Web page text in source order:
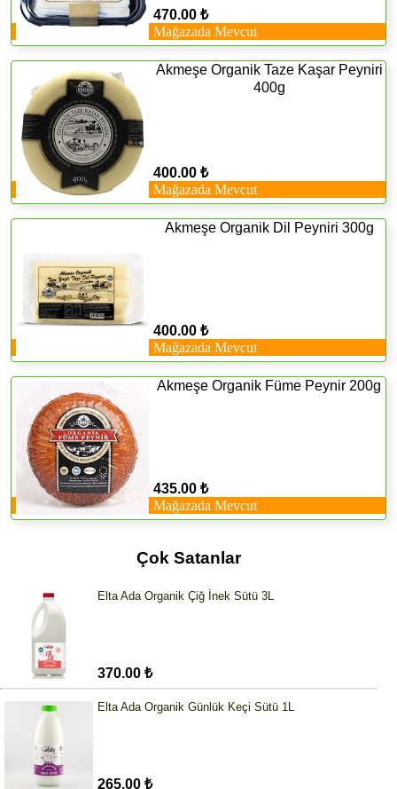
470.00 ₺
Mağazada Mevcut
Akmeşe Organik Taze Kaşar Peyniri
400g
400.00 ₺
Mağazada Mevcut
Akmeşe Organik Dil Peyniri 300g
400.00 ₺
Mağazada Mevcut
Akmeşe Organik Füme Peynir 200g
435.00 ₺
Mağazada Mevcut
Çok Satanlar
Elta Ada Organik Çiğ İnek Sütü 3L
370.00 ₺
Elta Ada Organik Günlük Keçi Sütü 1L
265.00 ₺